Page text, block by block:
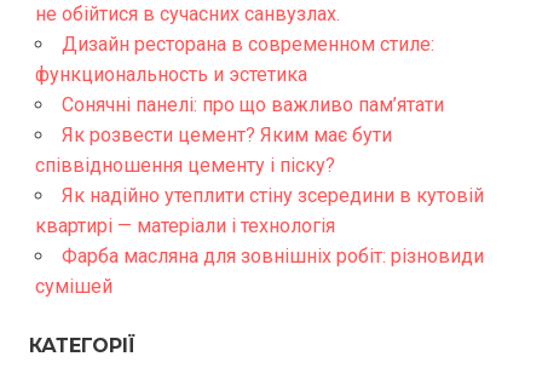
не обійтися в сучасних санвузлах.
Дизайн ресторана в современном стиле:
функциональность и эстетика
Сонячні панелі: про що важливо пам’ятати
Як розвести цемент? Яким має бути
співвідношення цементу і піску?
Як надійно утеплити стіну зсередини в кутовій
квартирі — матеріали і технологія
Фарба масляна для зовнішніх робіт: різновиди
сумішей
КАТЕГОРІЇ